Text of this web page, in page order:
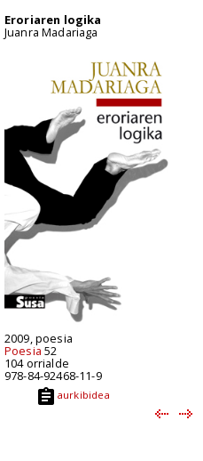
Eroriaren logika
Juanra Madariaga
2009, poesia
Poesia 52
104 orrialde
978-84-92468-11-9
aurkibidea